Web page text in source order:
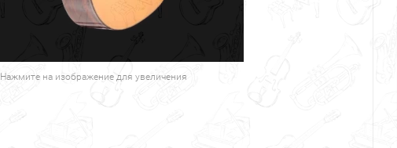
Нажмите на изображение для увеличения